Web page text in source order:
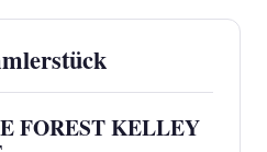
FOREST KELLEY